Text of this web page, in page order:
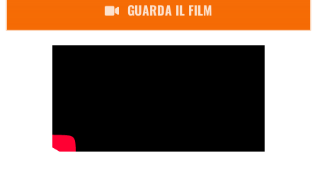
GUARDA IL FILM